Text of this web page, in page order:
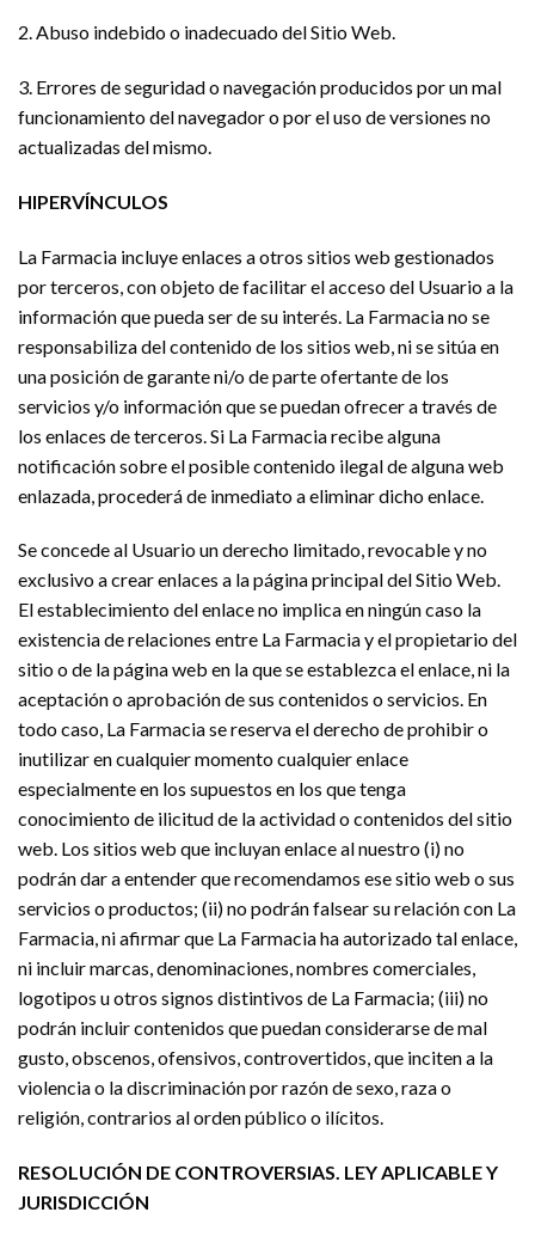
2. Abuso indebido o inadecuado del Sitio Web.
3. Errores de seguridad o navegación producidos por un mal
funcionamiento del navegador o por el uso de versiones no
actualizadas del mismo.
HIPERVÍNCULOS
La Farmacia incluye enlaces a otros sitios web gestionados
por terceros, con objeto de facilitar el acceso del Usuario a la
información que pueda ser de su interés. La Farmacia no se
responsabiliza del contenido de los sitios web, ni se sitúa en
una posición de garante ni/o de parte ofertante de los
servicios y/o información que se puedan ofrecer a través de
los enlaces de terceros. Si La Farmacia recibe alguna
notificación sobre el posible contenido ilegal de alguna web
enlazada, procederá de inmediato a eliminar dicho enlace.
Se concede al Usuario un derecho limitado, revocable y no
exclusivo a crear enlaces a la página principal del Sitio Web.
El establecimiento del enlace no implica en ningún caso la
existencia de relaciones entre La Farmacia y el propietario del
sitio o de la página web en la que se establezca el enlace, ni la
aceptación o aprobación de sus contenidos o servicios. En
todo caso, La Farmacia se reserva el derecho de prohibir o
inutilizar en cualquier momento cualquier enlace
especialmente en los supuestos en los que tenga
conocimiento de ilicitud de la actividad o contenidos del sitio
web. Los sitios web que incluyan enlace al nuestro (i) no
podrán dar a entender que recomendamos ese sitio web o sus
servicios o productos; (ii) no podrán falsear su relación con La
Farmacia, ni afirmar que La Farmacia ha autorizado tal enlace,
ni incluir marcas, denominaciones, nombres comerciales,
logotipos u otros signos distintivos de La Farmacia; (iii) no
podrán incluir contenidos que puedan considerarse de mal
gusto, obscenos, ofensivos, controvertidos, que inciten a la
violencia o la discriminación por razón de sexo, raza o
religión, contrarios al orden público o ilícitos.
RESOLUCIÓN DE CONTROVERSIAS. LEY APLICABLE Y
JURISDICCIÓN